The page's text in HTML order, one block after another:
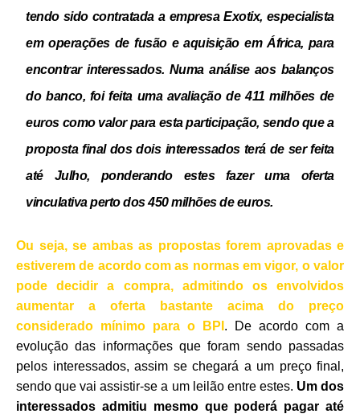
tendo sido contratada a empresa Exotix, especialista
em operações de fusão e aquisição em África, para
encontrar interessados. Numa análise aos balanços
do banco, foi feita uma avaliação de 411 milhões de
euros como valor para esta participação, sendo que a
proposta final dos dois interessados terá de ser feita
até Julho, ponderando estes fazer uma oferta
vinculativa perto dos 450 milhões de euros.
Ou seja, se ambas as propostas forem aprovadas e
estiverem de acordo com as normas em vigor, o valor
pode decidir a compra, admitindo os envolvidos
aumentar a oferta bastante acima do preço
considerado mínimo para o BPI . De acordo com a
evolução das informações que foram sendo passadas
pelos interessados, assim se chegará a um preço final,
sendo que vai assistir-se a um leilão entre estes. Um dos
interessados admitiu mesmo que poderá pagar até